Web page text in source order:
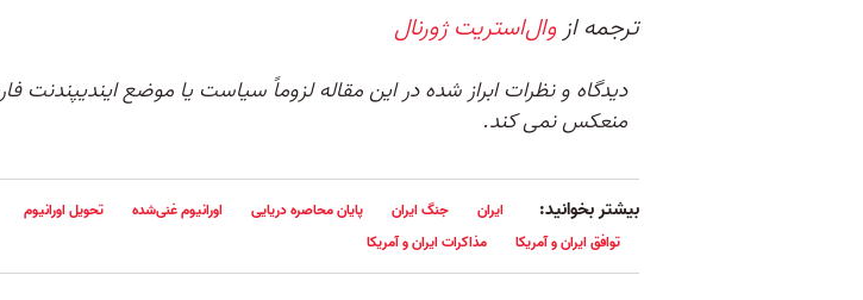
ترجمه ازوال‌استریت ژورنال
دیدگاه و نظرات ابراز شده در این مقاله لزوماً سیاست یا موضع ایندیپندنت
منعکس نمی کند.
بیشتر بخوانید: ایران جنگ ایران پایان محاصره دریایی اورانیوم غنی‌شده
تحویل اورانیوم
توافق ایران و آمریکا
مذاکرات ایران و آمریکا